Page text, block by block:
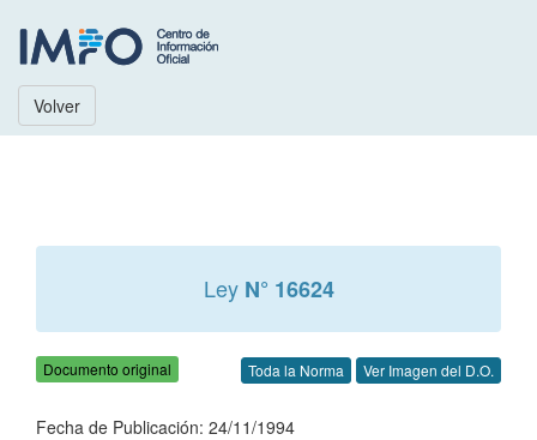
Volver
Ley N° 16624
Documento original Toda la Norma Ver Imagen del D.O.
Fecha de Publicación: 24/11/1994